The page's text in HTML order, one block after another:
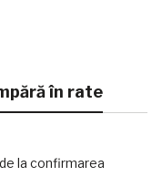
în rate
la confirmarea